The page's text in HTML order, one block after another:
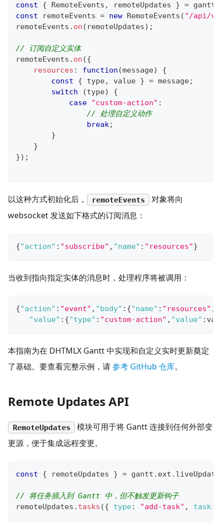
const { RemoteEvents , remoteUpdates } = gantt
const remoteEvents = new RemoteEvents ( "/api/
remoteEvents . on ( remoteUpdates) ;
// 订阅自定义实体
remoteEvents . on ({
resources : function (message)
{
const
{ type, value } = message;
switch
(type)
{
case
"custom-action" :
// 处理自定义动作
break;
}
}
}) ;
以这种方式初始化后， remoteEvents
对象将向
websocket 发送如下格式的订阅消息：
{"action" : "subscribe" , "name" : "resources"}
当收到指向指定实体的消息时，处理程序将被调用：
{"action" : "event" , "body" : {"name" : "resources" ,
"value" : {"type" : "custom-action" , "value" :
本指南为在 DHTMLX Gantt 中实现和自定义实时更新奠定
了基础。要查看完整示例，请参考 GitHub 仓库。
Remote Updates API
RemoteUpdates
模块可用于将 Gantt 连接到任何外部变
更源，便于集成远程变更。
const { remoteUpdates } = gantt . ext .
// 将任务插入到 Gantt 中，但不触发更新钩子
remoteUpdates . tasks ({ type: "add-task" , task :